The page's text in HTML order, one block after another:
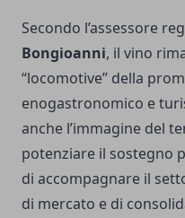
Secondo l’assessore
Bongioanni, il vino
“locomotive” della
enogastronomico e
anche l’immagine del
potenziare il sostegno
di accompagnare il
di mercato e di